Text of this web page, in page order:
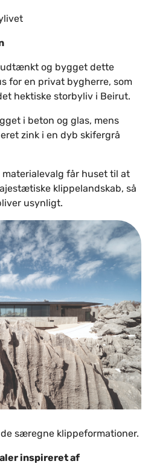
og bygget dette
for en privat bygherre, som
hektiske storbyliv i Beirut.
i beton og glas, mens
zink i en dyb skifergrå
får huset til at
klippelandskab, så
usynligt.
særegne klippeformationer.
inspireret af